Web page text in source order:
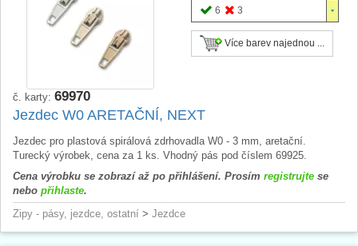
6 3
Více barev najednou ...
č. karty: 69970
Jezdec W0 ARETAČNÍ, NEXT
Jezdec pro plastová spirálová zdrhovadla W0 - 3 mm, aretační.
Turecký výrobek, cena za 1 ks. Vhodný pás pod číslem 69925.
Cena výrobku se zobrazí až po přihlášení. Prosím registrujte se
nebo přihlaste.
Zipy - pásy, jezdce, ostatní > Jezdce